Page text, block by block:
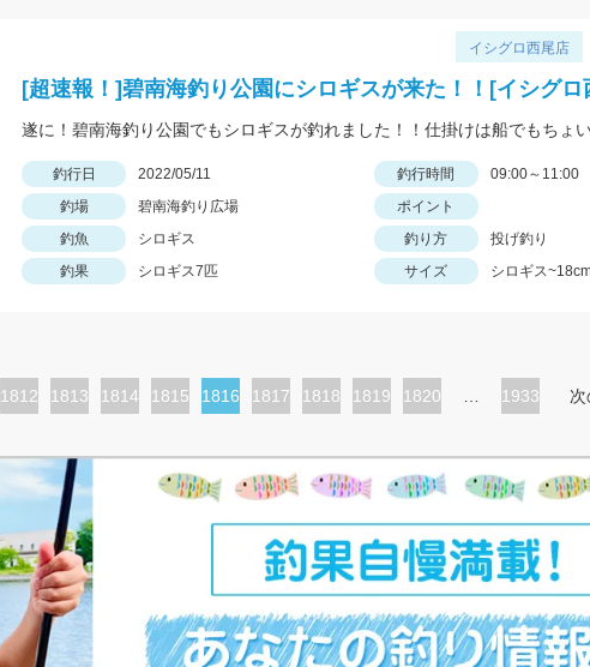
イシグロ西尾店
[超速報！]碧南海釣り公園にシロギスが来た！！[イシグロ
釣行日 2022/05/11 釣行時間
09:00～11:00
釣場
碧南海釣り広場
ポイント
釣魚
シロギス 釣り方
投げ釣り
釣果
シロギス7匹 サイズ シロギス
ペ
1812
ペ
ジ
1813
ペ
1814
ペ
1815
カ
ト
ジ
1816
ペ
1817
ペ
1818
ペ
1819
ペ
1820 1933